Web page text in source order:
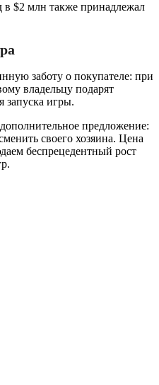
в $2 млн также принадлежал
заботу о покупателе: при
владельцу подарят
запуска игры.
предложение:
своего хозяина. Цена
беспрецедентный рост